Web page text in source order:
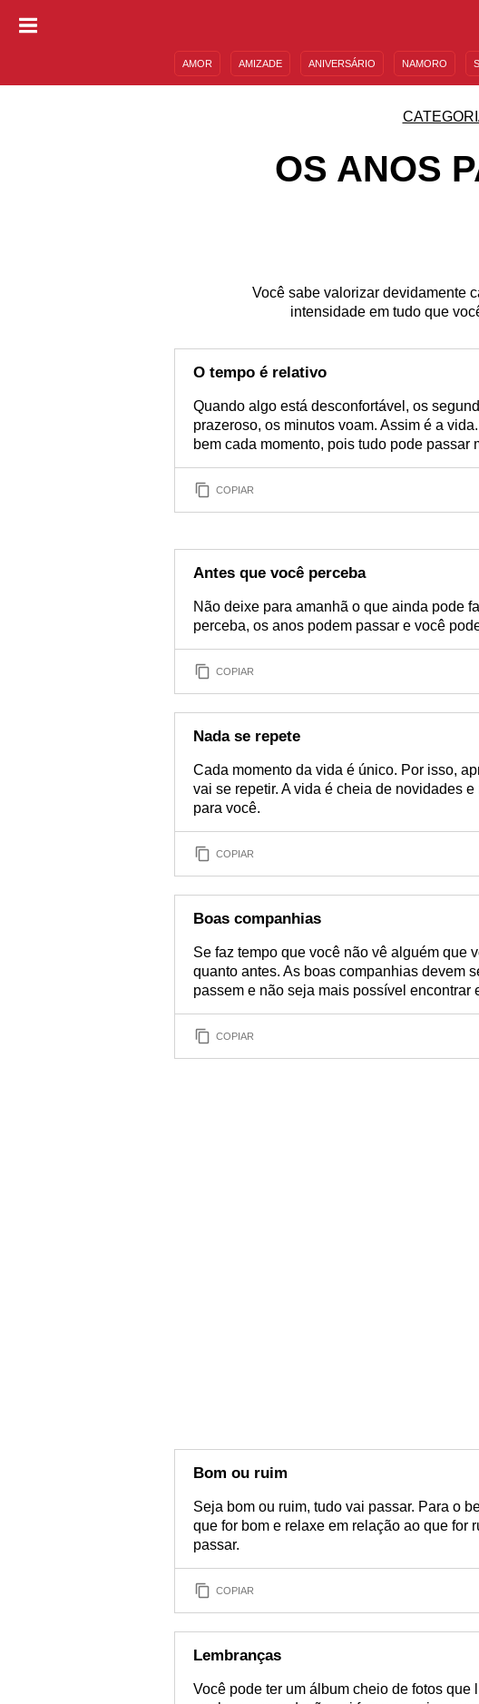
AMOR AMIZADE ANIVERSÁRIO NAMORO
OS ANOS
Você sabe valorizar devidamente
intensidade em tudo que
O tempo é relativo
Quando algo está desconfortável, os
prazeroso, os minutos voam. Assim é a
bem cada momento, pois tudo pode passar
COPIAR
Antes que você perceba
Não deixe para amanhã o que ainda pode
perceba, os anos podem passar e você
COPIAR
Nada se repete
Cada momento da vida é único. Por isso,
vai se repetir. A vida é cheia de novidades
para você.
COPIAR
Boas companhias
Se faz tempo que você não vê alguém que
quanto antes. As boas companhias devem
passem e não seja mais possível encontrar
COPIAR
Bom ou ruim
Seja bom ou ruim, tudo vai passar. Para o
que for bom e relaxe em relação ao que for
passar.
COPIAR
Lembranças
Você pode ter um álbum cheio de fotos que